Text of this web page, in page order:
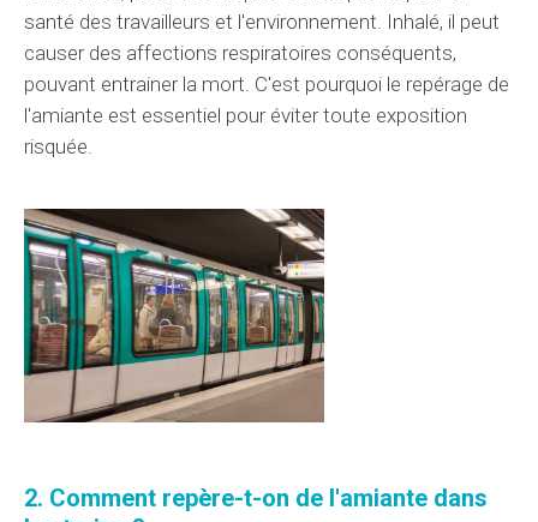
santé des travailleurs et l'environnement. Inhalé, il peut
causer des affections respiratoires conséquents,
pouvant entrainer la mort . C'est pourquoi le repérage de
l'amiante est essentiel pour éviter toute exposition
risquée
2. Comment repère-t-on de l'amiante dans